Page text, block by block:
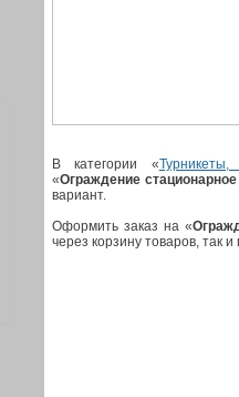
В категории «Турникеты,
«Ограждение
вариант.
Оформить заказ на «
через корзину товаров, так